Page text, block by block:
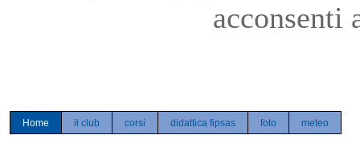
acconsenti
Home il club corsi didattica fipsas foto meteo